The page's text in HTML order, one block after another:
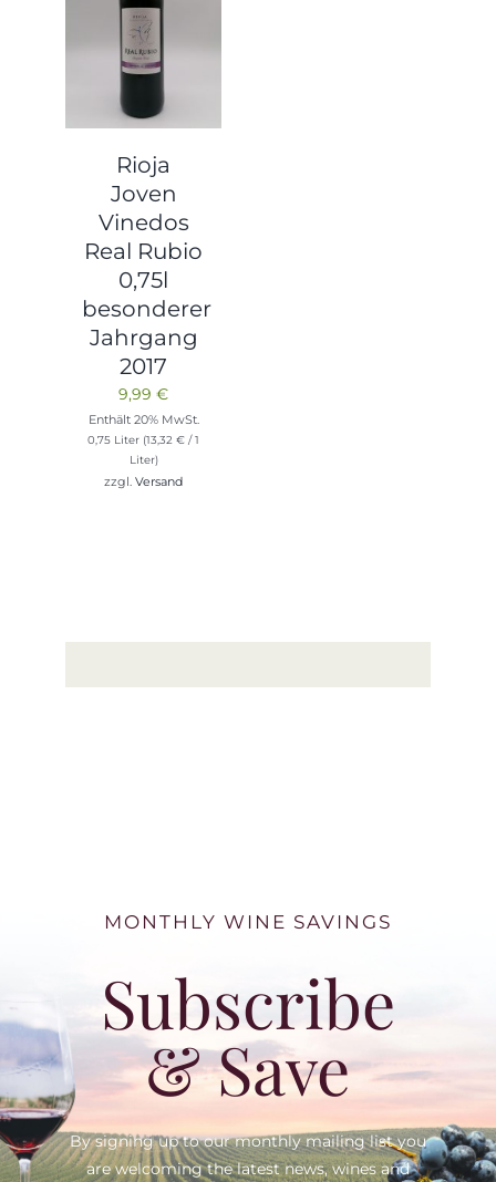
Rioja
Joven
Vinedos
Real Rubio
0,75l
besonderer
Jahrgang
2017
9,99€
Enthält 20% MwSt.
0,75 Liter (13,32€ / 1
Liter)
zzgl.Versand
MONTHLY WINE SAVINGS
Subscribe
& Save
By signing up to our monthly mailing list you
are welcoming the latest news, wines and